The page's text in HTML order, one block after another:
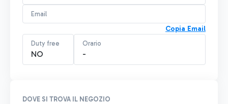
Email
Copia Email
Duty free
NO
Orario
-
DOVE SI TROVA IL NEGOZIO